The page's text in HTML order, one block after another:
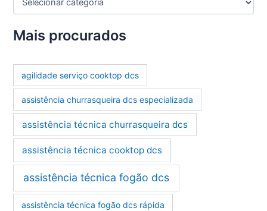
e
g
r
a
Mais procurados
agilidade serviço cooktop dcs
assistência churrasqueira dcs especializada
assistência técnica churrasqueira dcs
assistência técnica cooktop dcs
assistência técnica fogão dcs
assistência técnica fogão dcs rápida